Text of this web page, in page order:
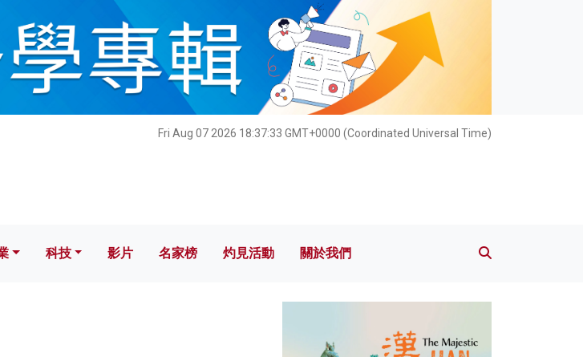
Fri Aug 07 2026 18:37:34 GMT+0000 (Coordinated Universal Time)
科技 影片 名家榜 灼見活動 關於我們
科技 影片 名家榜 灼見活動 關於我們